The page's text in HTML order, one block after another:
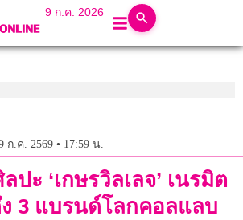
9 ก.ค. 2026
ก.ค. 2569 • 17:59 น.
ปะ ‘เกษรวิลเลจ’ เนรมิต
3 แบรนด์โลกคอลแลบ